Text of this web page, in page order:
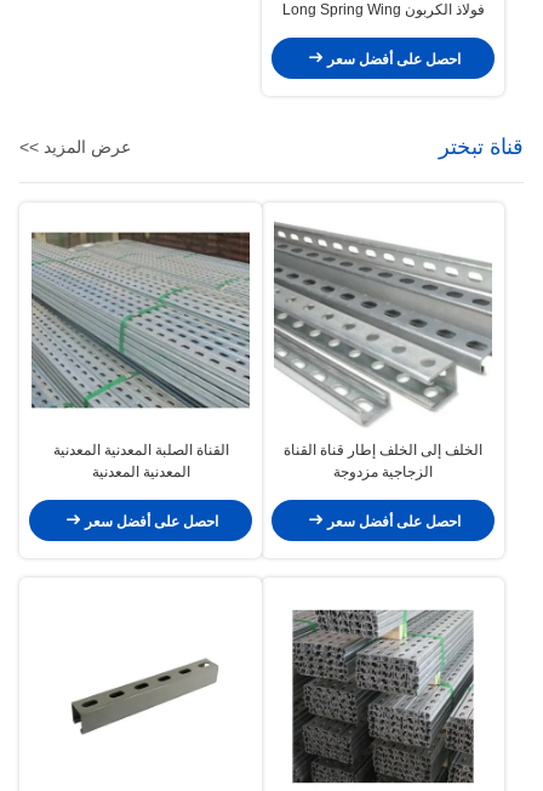
فولاذ الكربون Long Spring Wing
احصل على أفضل سعر
قناة تبختر عرض المزيد >>
الخلف إلى الخلف إطار قناة القناة
الزجاجية مزدوجة
احصل على أفضل سعر
القناة الصلبة المعدنية المعدنية
المعدنية المعدنية
احصل على أفضل سعر